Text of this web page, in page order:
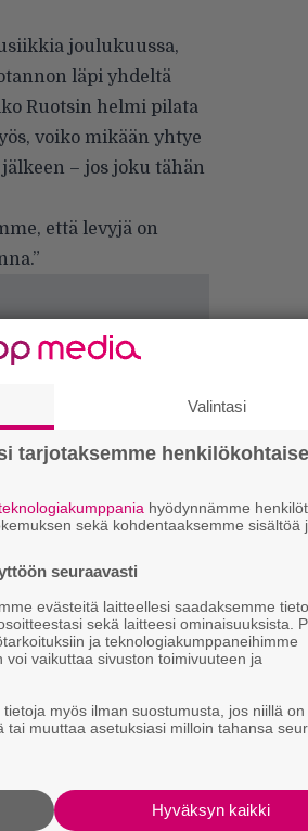
joulukuussa,
läpi yhdeltä
Ruotsin helmi pilata
voiko mikään yhtye
– jos joku tähän
että levyjä on
Valintasi
tarjotaksemme
hyödynnämme
sekä kohdentaaksemme sisältöä
seuraavasti
evästeitä laitteellesi saadaksemme
sekä laitteesi ominaisuuksista.
ja teknologiakumppaneihimme
vaikuttaa sivuston toimivuuteen ja
myös ilman suostumusta, jos niillä on
muuttaa asetuksiasi milloin tahansa
Hyväksyn kaikki